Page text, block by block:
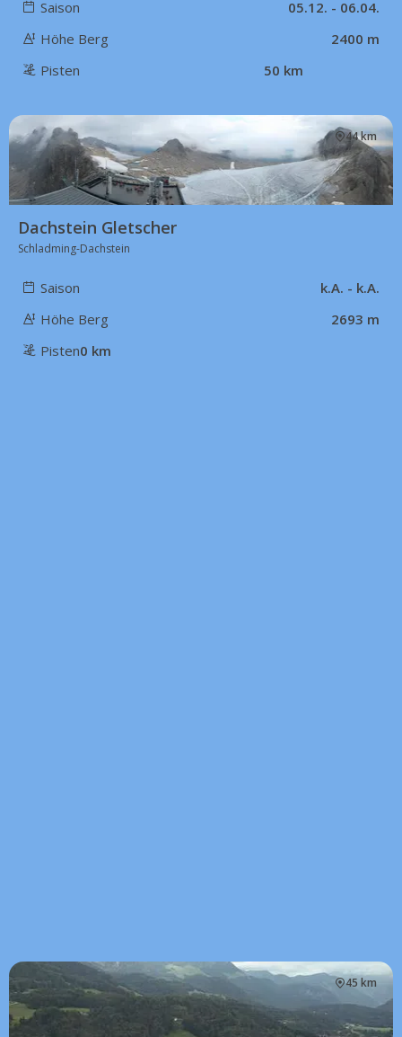
Saison
05.12. - 06.04.
Höhe Berg
2400 m
Pisten
50 km
44 km
Dachstein Gletscher
Schladming-Dachstein
Saison
k.A. - k.A.
Höhe Berg
2693 m
Pisten0 km
45 km